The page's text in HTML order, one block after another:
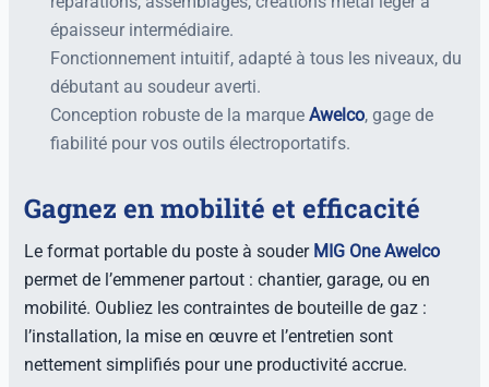
épaisseur intermédiaire.
Fonctionnement intuitif, adapté à tous les niveaux, du
débutant au soudeur averti.
Conception robuste de la marqueAwelco, gage de
fiabilité pour vos outils électroportatifs.
Gagnez en mobilité et efficacité
Le format portable du poste à souder MIG One Awelco
permet de l’emmener partout : chantier, garage, ou en
mobilité. Oubliez les contraintes de bouteille de gaz :
l’installation, la mise en œuvre et l’entretien sont
nettement simplifiés pour une productivité accrue.